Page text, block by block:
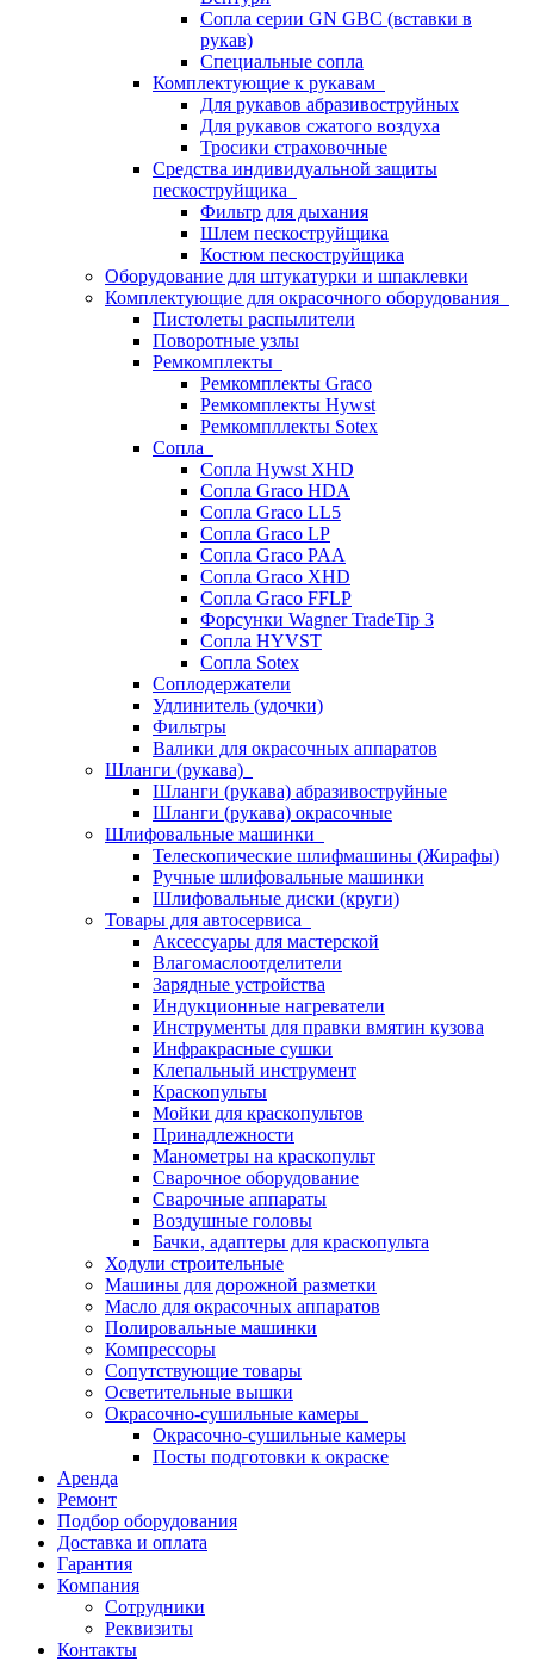
Сопла серии GN GBC (вставки в
рукав)
Специальные сопла
Комплектующие к рукавам
Для рукавов абразивоструйных
Для рукавов сжатого воздуха
Тросики страховочные
Средства индивидуальной защиты
пескоструйщика
Фильтр для дыхания
Шлем пескоструйщика
Костюм пескоструйщика
Оборудование для штукатурки и шпаклевки
Комплектующие для окрасочного оборудования
Пистолеты распылители
Поворотные узлы
Ремкомплекты
Ремкомплекты Graco
Ремкомплекты Hywst
Ремкомпллекты Sotex
Сопла
Сопла Hywst XHD
Сопла Graco HDA
Сопла Graco LL5
Сопла Graco LP
Сопла Graco PAA
Сопла Graco XHD
Сопла Graco FFLP
Форсунки Wagner TradeTip 3
Сопла HYVST
Сопла Sotex
Соплодержатели
Удлинитель (удочки)
Фильтры
Валики для окрасочных аппаратов
Шланги (рукава)
Шланги (рукава) абразивоструйные
Шланги (рукава) окрасочные
Шлифовальные машинки
Телескопические шлифмашины (Жирафы)
Ручные шлифовальные машинки
Шлифовальные диски (круги)
Товары для автосервиса
Аксессуары для мастерской
Влагомаслоотделители
Зарядные устройства
Индукционные нагреватели
Инструменты для правки вмятин кузова
Инфракрасные сушки
Клепальный инструмент
Краскопульты
Мойки для краскопультов
Принадлежности
Манометры на краскопульт
Сварочное оборудование
Сварочные аппараты
Воздушные головы
Бачки, адаптеры для краскопульта
Ходули строительные
Машины для дорожной разметки
Масло для окрасочных аппаратов
Полировальные машинки
Компрессоры
Сопутствующие товары
Осветительные вышки
Окрасочно-сушильные камеры
Окрасочно-сушильные камеры
Посты подготовки к окраске
Аренда
Ремонт
Подбор оборудования
Доставка и оплата
Гарантия
Компания
Сотрудники
Реквизиты
Контакты